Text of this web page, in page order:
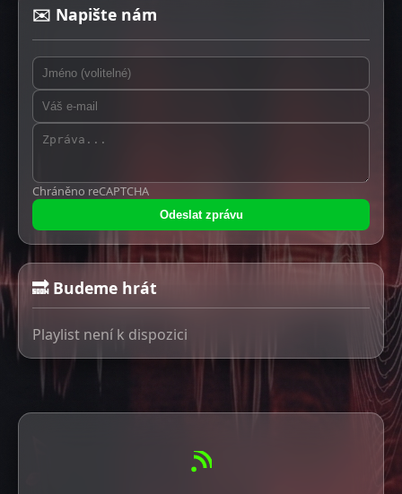
✉️ Napište nám
Chráněno reCAPTCHA
Odeslat zprávu
🔜 Budeme hrát
Playlist není k dispozici